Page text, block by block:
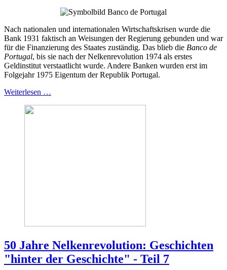
Nach nationalen und internationalen Wirtschaftskrisen wurde die
Bank 1931 faktisch an Weisungen der Regierung gebunden und war
für die Finanzierung des Staates zuständig. Das blieb die Banco de
Portugal, bis sie nach der Nelkenrevolution 1974 als erstes
Geldinstitut verstaatlicht wurde. Andere Banken wurden erst im
Folgejahr 1975 Eigentum der Republik Portugal.
Weiterlesen …
50 Jahre Nelkenrevolution: Geschichten
"hinter der Geschichte" - Teil 7